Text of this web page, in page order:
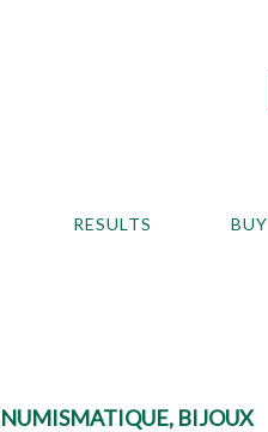
RESULTS BUY
NUMISMATIQUE, BIJOUX